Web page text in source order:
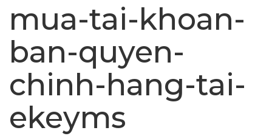
mua-tai-khoan-
ban-quyen-
chinh-hang-tai-
ekeyms